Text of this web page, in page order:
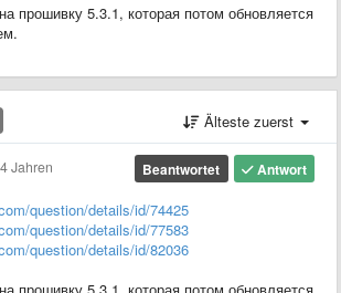
прошивку 5.3.1, которая потом обновляется
Älteste zuerst
Antwort
Beantwortet
Jahren
question/details/id/74425
question/details/id/77583
question/details/id/82036
прошивку 5.3.1, которая потом обновляется